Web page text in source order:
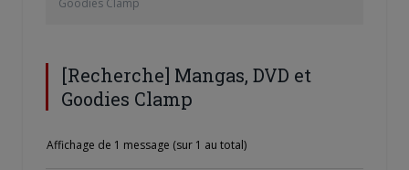
Goodies Clamp
[Recherche] Mangas, DVD et
Goodies Clamp
Affichage de 1 message (sur 1 au total)